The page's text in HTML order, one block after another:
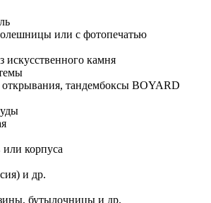
или с фотопечатью
искусственного камня
тандембоксы BOYARD
или корпуса
и др.
бутылочницы и др.